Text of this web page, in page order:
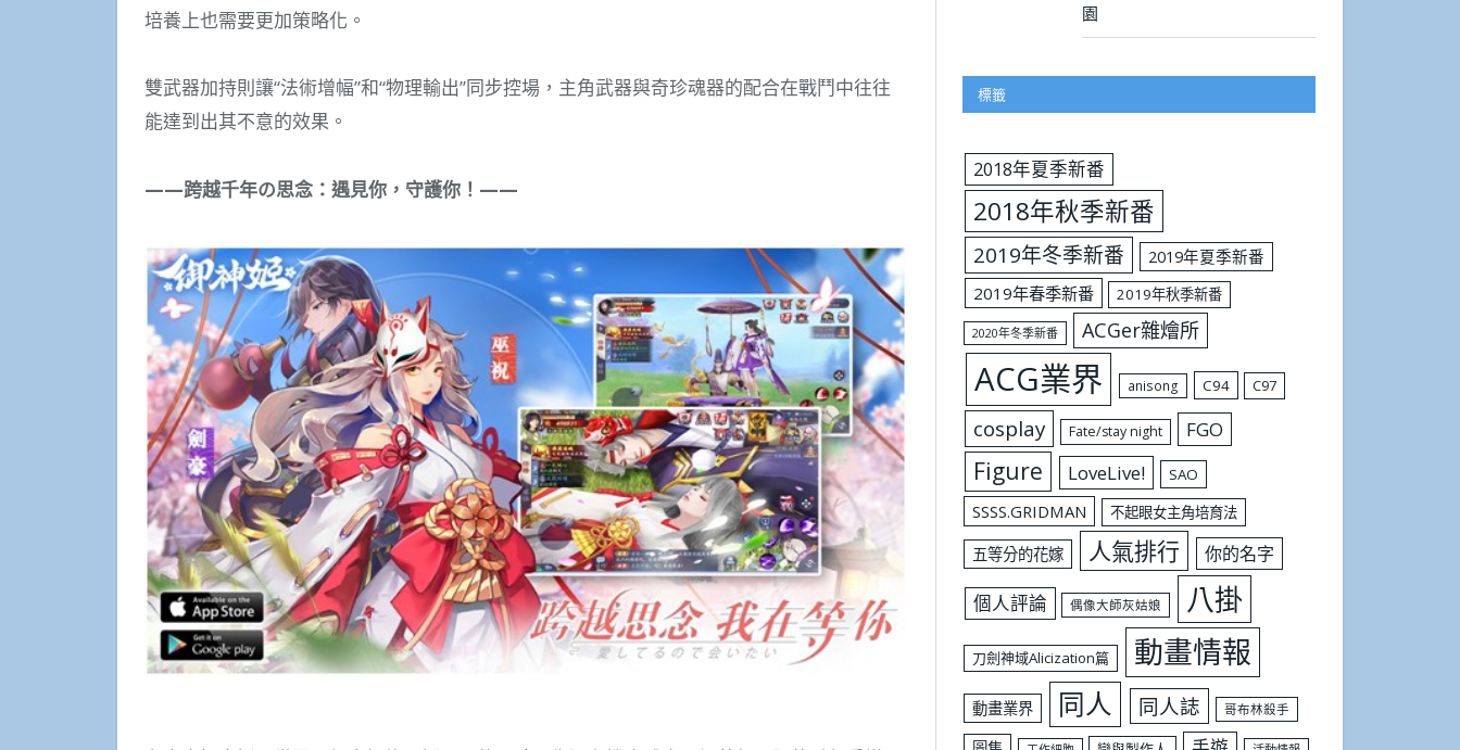
培養上也需要更加策略化。
雙武器加持則讓“法術增幅”和“物理輸出”同步控場，主角武器與奇珍魂器的配合在戰鬥中往往
能達到出其不意的效果。
——跨越千年の思念：遇見你，守護你！——
園
標籤
2018年夏季新番
2018年秋季新番
2019年冬季新番
2019年夏季新番
2019年春季新番
2019年秋季新番
2020年冬季新番 ACGer雜燴所
ACG業界 anisong C94 C97
cosplay Fate/stay night FGO
Figure LoveLive! SAO
SSSS.GRIDMAN 不起眼女主角培育法
五等分的花嫁 人氣排行 你的名字
個人評論 偶像大師灰姑娘 八掛
刀劍神域Alicization篇 動畫情報
動畫業界 同人 同人誌 哥布林殺手